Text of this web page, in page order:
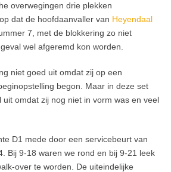
overwegingen drie plekken
dat de hoofdaanvaller van Heyendaal
7, met de blokkering zo niet
wel afgeremd kon worden.
niet goed uit omdat zij op een
begon. Maar in deze set
uit omdat zij nog niet in vorm was en veel
D1 mede door een servicebeurt van
Bij 9-18 waren we rond en bij 9-21 leek
over te worden. De uiteindelijke